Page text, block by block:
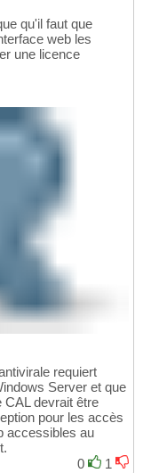
qu'il faut que
web les
une licence
requiert
Server et que
CAL devrait être
pour les accès
accessibles au
0
1